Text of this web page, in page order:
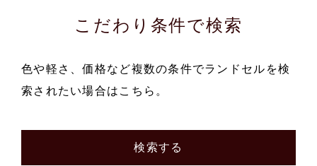
こだわり条件で検索
色や軽さ、価格など複数の条件でランドセルを検
索されたい場合はこちら。
検索する